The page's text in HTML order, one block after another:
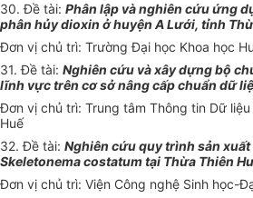
30. Đề tài: Phân lập và nghiên cứu ứng
phân hủy dioxin ở huyện A Lưới, tỉnh
Đơn vị chủ trì: Trường Đại học Khoa học
31. Đề tài: Nghiên cứu và xây dựng bộ
lĩnh vực trên cơ sở nâng cấp chuẩn dữ
Đơn vị chủ trì: Trung tâm Thông tin Dữ
Huế
32. Đề tài: Nghiên cứu quy trình sản xuất
Skeletonema costatum tại Thừa Thiên
Đơn vị chủ trì: Viện Công nghệ Sinh học-